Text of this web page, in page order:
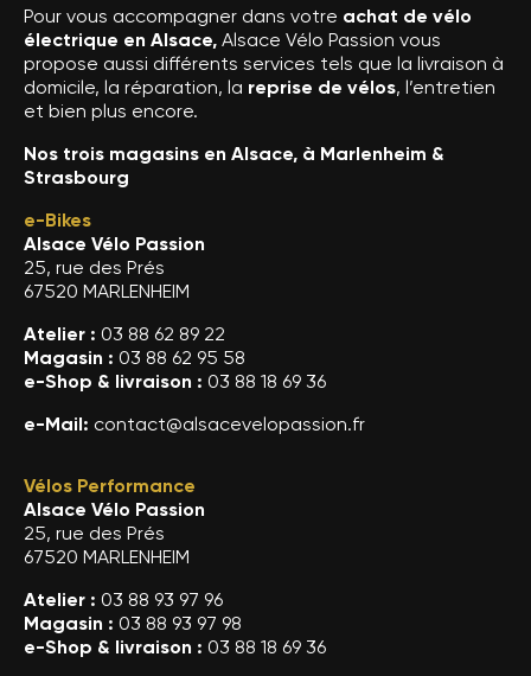
Pour vous accompagner dans votre achat de vélo
électrique en Alsace, Alsace Vélo Passion vous
propose aussi différents services tels que la livraison à
domicile, la réparation, la reprise de vélos, l’entretien
et bien plus encore.
Nos trois magasins en Alsace, à Marlenheim &
Strasbourg
e-Bikes
Alsace Vélo Passion
25, rue des Prés
67520 MARLENHEIM
Atelier : 03 88 62 89 22
Magasin : 03 88 62 95 58
e-Shop & livraison : 03 88 18 69 36
e-Mail: contact@alsacevelopassion.fr
Vélos Performance
Alsace Vélo Passion
25, rue des Prés
67520 MARLENHEIM
Atelier : 03 88 93 97 96
Magasin : 03 88 93 97 98
e-Shop & livraison : 03 88 18 69 36